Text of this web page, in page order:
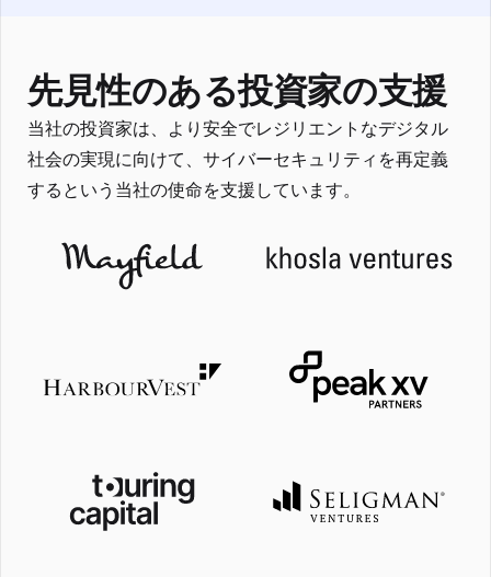
先見性のある投資家の支援
当社の投資家は、より安全でレジリエントなデジタル
社会の実現に向けて、サイバーセキュリティを再定義
するという当社の使命を支援しています。